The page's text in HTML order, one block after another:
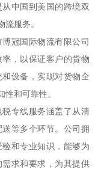
中国到美国的跨境双
服务。
冠国际物流有限公司
，以保证客户的货物
设备，实现对货物全
和可靠性。
专线服务涵盖了从清
等多个环节。公司拥
和专业知识，能够为
求和要求，为其提供